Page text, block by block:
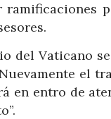
del Vaticano
el
en entro de